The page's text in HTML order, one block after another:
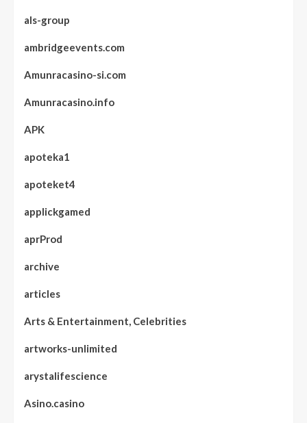
als-group
ambridgeevents.com
Amunracasino-si.com
Amunracasino.info
APK
apoteka1
apoteket4
applickgamed
aprProd
archive
articles
Arts & Entertainment, Celebrities
artworks-unlimited
arystalifescience
Asino.casino